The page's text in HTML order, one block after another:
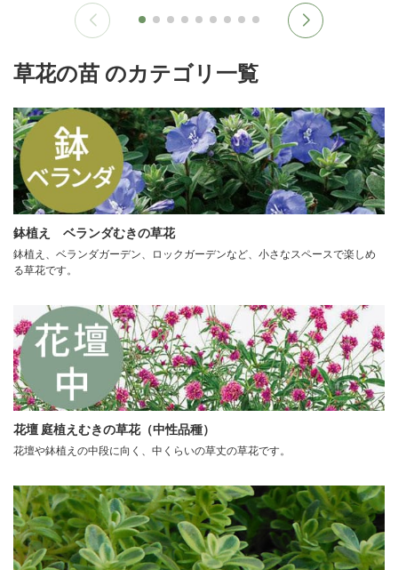
草花の苗 のカテゴリ一覧
鉢植え ベランダむきの草花
鉢植え、ベランダガーデン、ロックガーデンなど、小さなスペースで楽しめ
る草花です。
花壇 庭植えむきの草花（中性品種）
花壇や鉢植えの中段に向く、中くらいの草丈の草花です。